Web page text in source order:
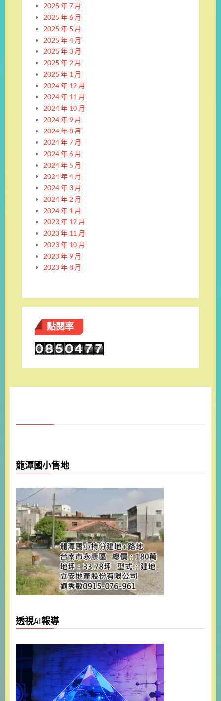
2025 年 7 月
2025 年 6 月
2025 年 5 月
2025 年 4 月
2025 年 3 月
2025 年 2 月
2025 年 1 月
2024 年 12 月
2024 年 11 月
2024 年 10 月
2024 年 9 月
2024 年 8 月
2024 年 7 月
2024 年 6 月
2024 年 5 月
2024 年 4 月
2024 年 3 月
2024 年 2 月
2024 年 1 月
2023 年 12 月
2023 年 11 月
2023 年 10 月
2023 年 9 月
2023 年 8 月
點閱率
龍潭國小售地
透視AI報導